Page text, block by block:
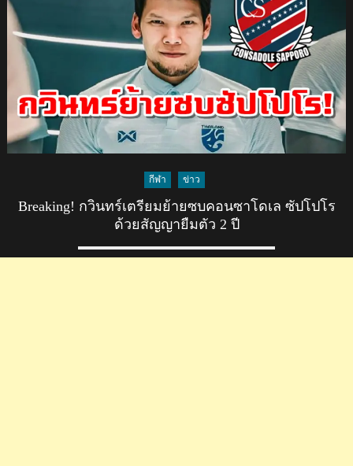
อินโดนีเซีย
หลัง
จาก
ที่
กวิน
ทร์
ย้าย
เข้า
ร่วม
ซา
กีฬา ข่าว
Breaking! กวินทร์เตรียมย้ายซบคอนซาโดเล ซัปโปโร
ด้วยสัญญายืมตัว 2 ปี